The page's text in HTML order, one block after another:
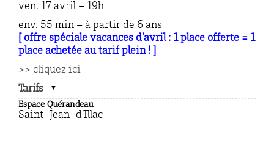
ven. 17 avril – 19h
env. 55 min – à partir de 6 ans
[ offre spéciale vacances d’avril : 1 place offerte = 1
place achetée au tarif plein ! ]
>> cliquez ici
Tarifs
Espace Quérandeau
Saint-Jean-d’Illac